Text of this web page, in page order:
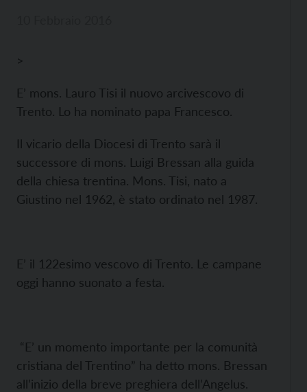
>
E’ mons. Lauro Tisi il nuovo arcivescovo di
Trento. Lo ha nominato papa Francesco.
Il vicario della Diocesi di Trento sarà il
successore di mons. Luigi Bressan alla guida
della chiesa trentina. Mons. Tisi, nato a
Giustino nel 1962, è stato ordinato nel 1987.
E’ il 122esimo vescovo di Trento. Le campane
oggi hanno suonato a festa.
“E’ un momento importante per la comunità
cristiana del Trentino” ha detto mons. Bressan
all’inizio della breve preghiera dell’Angelus.